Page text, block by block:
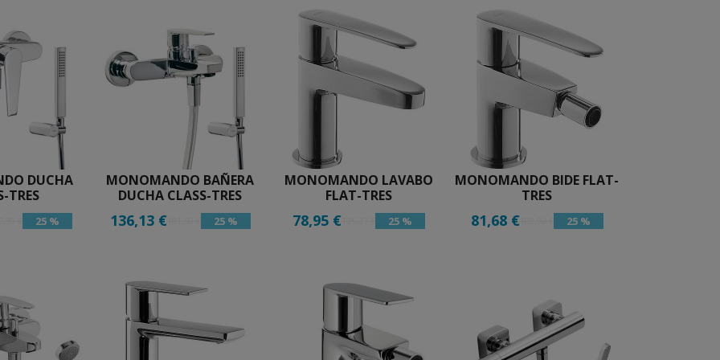
DUCHA
TRES
25 %
MONOMANDO BAÑERA
DUCHA CLASS-TRES
136,13 € 25 %
MONOMANDO LAVABO
FLAT-TRES
78,95 € 25 %
MONOMANDO BIDE FLAT-
TRES
81,68 € 25 %